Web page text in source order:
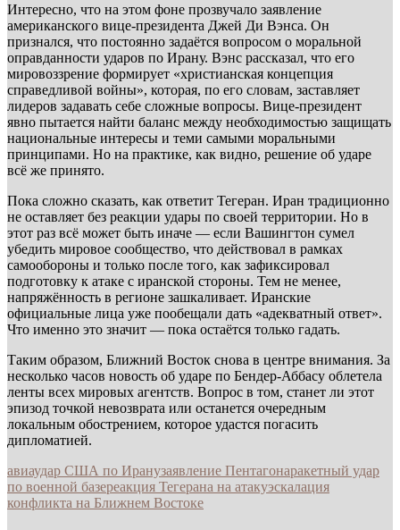
Интересно, что на этом фоне прозвучало заявление
американского вице-президента Джей Ди Вэнса. Он
признался, что постоянно задаётся вопросом о моральной
оправданности ударов по Ирану. Вэнс рассказал, что его
мировоззрение формирует «христианская концепция
справедливой войны», которая, по его словам, заставляет
лидеров задавать себе сложные вопросы. Вице-президент
явно пытается найти баланс между необходимостью защищать
национальные интересы и теми самыми моральными
принципами. Но на практике, как видно, решение об ударе
всё же принято.
Пока сложно сказать, как ответит Тегеран. Иран традиционно
не оставляет без реакции удары по своей территории. Но в
этот раз всё может быть иначе — если Вашингтон сумел
убедить мировое сообщество, что действовал в рамках
самообороны и только после того, как зафиксировал
подготовку к атаке с иранской стороны. Тем не менее,
напряжённость в регионе зашкаливает. Иранские
официальные лица уже пообещали дать «адекватный ответ».
Что именно это значит — пока остаётся только гадать.
Таким образом, Ближний Восток снова в центре внимания. За
несколько часов новость об ударе по Бендер-Аббасу облетела
ленты всех мировых агентств. Вопрос в том, станет ли этот
эпизод точкой невозврата или останется очередным
локальным обострением, которое удастся погасить
дипломатией.
авиаудар США по Иранузаявление Пентагонаракетный удар
по военной базереакция Тегерана на атакуэскалация
конфликта на Ближнем Востоке